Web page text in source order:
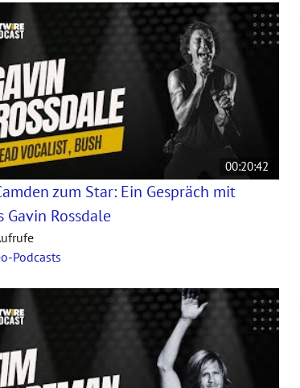
00:20:42
zum Star: Ein Gespräch mit
Gavin Rossdale
Podcasts